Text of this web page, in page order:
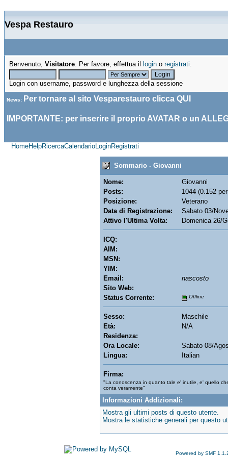
Vespa Restauro
Benvenuto, Visitatore. Per favore, effettua il login o registrati.
Login con username, password e lunghezza della sessione
News: Per tornare al sito Vesparestauro clicca QUI
IMPORTANTE: per inserire il proprio AVATAR o un
HomeHelpRicercaCalendarioLoginRegistrati
Sommario - Giovanni
Nome:
Giovanni
Posts:
1044 (0.152
Posizione:
Veterano
Data di Registrazione:
Sabato 03/
Attivo l'Ultima Volta:
Domenica 26/
ICQ:
AIM:
MSN:
YIM:
Email:
nascosto
Sito Web:
Status Corrente:
Offline
Sesso:
Maschile
Età:
N/A
Residenza:
Ora Locale:
Sabato 08/
Lingua:
Italian
Firma:
"La conoscenza in quanto tale e' inutile, e' quello
conta veramente"
Informazioni Addizionali:
Mostra gli ultimi posts di questo utente.
Mostra le statistiche generali per questo
Powered by SMF